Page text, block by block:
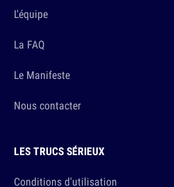
L'équipe
La FAQ
Le Manifeste
Nous contacter
LES TRUCS SÉRIEUX
Conditions d'utilisation